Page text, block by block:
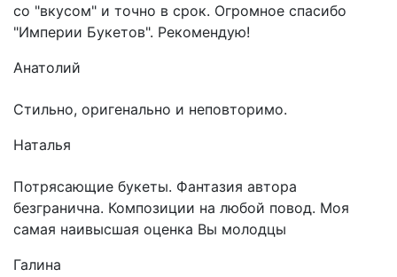
со "вкусом" и точно в срок. Огромное спасибо
"Империи Букетов". Рекомендую!
Анатолий
Стильно, оригенально и неповторимо.
Наталья
Потрясающие букеты. Фантазия автора
безгранична. Композиции на любой повод. Моя
самая наивысшая оценка Вы молодцы
Галина